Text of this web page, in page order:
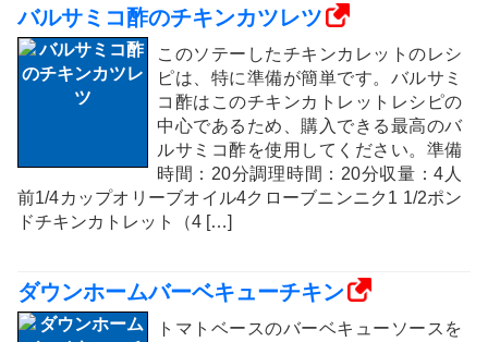
バルサミコ酢のチキンカツレツ
このソテーしたチキンカレットのレシ
ピは、特に準備が簡単です。バルサミ
コ酢はこのチキンカトレットレシピの
中心であるため、購入できる最高のバ
ルサミコ酢を使用してください。準備
時間：20分調理時間：20分収量：4人
前1/4カップオリーブオイル4クローブニンニク1 1/2ポン
ドチキンカトレット（4 […]
ダウンホームバーベキューチキン
トマトベースのバーベキューソースを